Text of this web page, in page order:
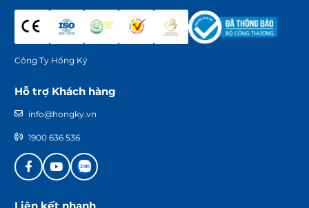
Công Ty Hồng Ký
Hỗ trợ Khách hàng
info@hongky.vn
1900 636 536